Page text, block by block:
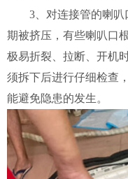
3、对连接管的喇叭
期被挤压，有些喇叭口
极易折裂、拉断、开机
须拆下后进行仔细检查
能避免隐患的发生。